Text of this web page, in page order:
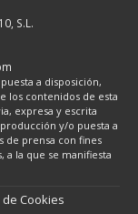
S.L.
a disposición,
los contenidos de esta
expresa y escrita
y/o puesta a
de prensa con fines
la que se manifiesta
Cookies